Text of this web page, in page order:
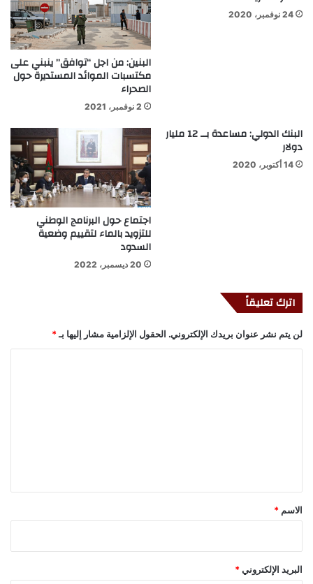
24 نوفمبر، 2020
البنين: من اجل “توافق” ينبني على
مكتسبات الموائد المستديرة حول
الصحراء
2 نوفمبر، 2021
البنك الدولي: مساعدة بــ 12 مليار
دولار
14 أكتوبر، 2020
اجتماع حول البرنامج الوطني
للتزويد بالماء لتقييم وضعية
السدود
20 ديسمبر، 2022
اترك تعليقاً
لن يتم نشر عنوان بريدك الإلكتروني. الحقول الإلزامية مشار إليها بـ *
*
الاسم *
البريد الإلكتروني *